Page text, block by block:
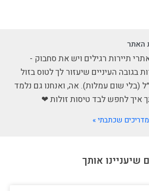
האתר
תיירות רגילים ויש את סחבוק -
בגובה העיניים שיעזור לך לטוס בזול
(בלי שום עמלות). אה, ואנחנו גם נלמד
איך לחפש לבד טיסות זולות ❤
שכתבתי »
אותך